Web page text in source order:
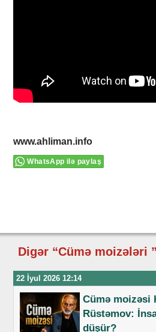
www.ahliman.info
WhatsApp ilə paylaş
Digər “Cümə moizələri
22 İyul 2026 12:14
Cümə moizəsi
Rüstəmov:
düşür?